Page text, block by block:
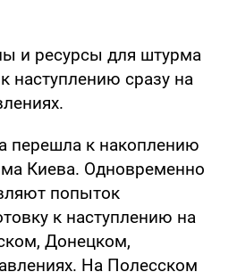
и ресурсы для штурма
наступлению сразу на
перешла к накоплению
Киева. Одновременно
попыток
к наступлению на
Донецком,
На Полесском